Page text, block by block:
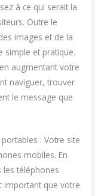
à ce qui serait la
Outre le
images et de la
simple et pratique.
augmentant votre
naviguer, trouver
le message que
: Votre site
mobiles. En
téléphones
important que votre